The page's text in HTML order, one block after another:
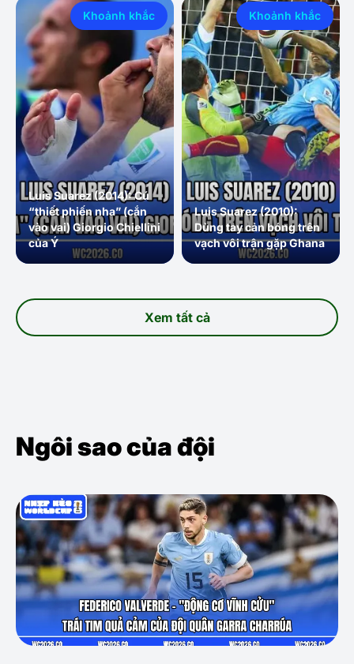
Xem tất cả
Khoảnh khắc
Luis Suarez (2014): Cú
“thiết phiến nha” (cắn
vào vai) Giorgio Chiellini
của Ý
Khoảnh khắc
Luis Suarez (2010):
Dùng tay cản bóng trên
vạch vôi trận gặp Ghana
Ngôi sao của đội